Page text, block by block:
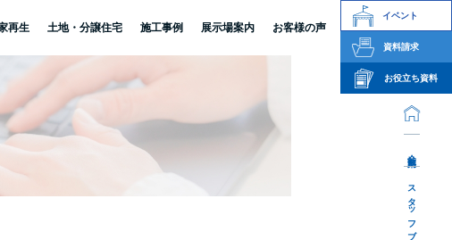
再生 土地・分譲住宅 施工事例 展示場案内 お客様の声
イベント
資料請求
お役立ち資料
スタッフブログ